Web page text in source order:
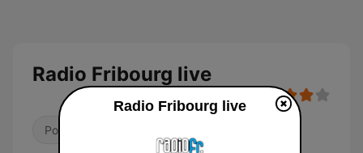
Radio Fribourg live
Pop / Top 40
Radio Fribourg live